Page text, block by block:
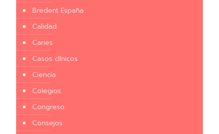
Bredent España
Calidad
Caries
Casos clínicos
Ciencia
Colegios
Congreso
Consejos